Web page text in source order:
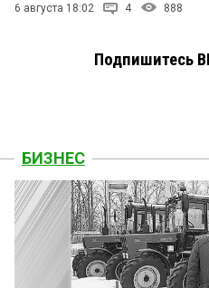
6 августа 18:02 4 888
Подпишитесь
БИЗНЕС